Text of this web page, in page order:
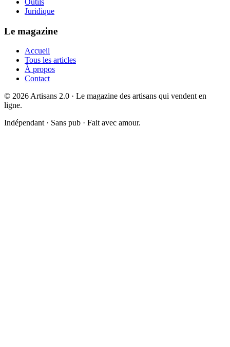
Outils
Juridique
Le magazine
Accueil
Tous les articles
À propos
Contact
© 2026Artisans 2.0 · Le magazine des artisans qui vendent en
ligne.
Indépendant · Sans pub · Fait avec amour.